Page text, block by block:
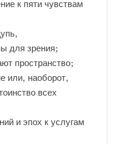
к пяти чувствам
для зрения;
пространство;
или, наоборот,
всех
и эпох к услугам